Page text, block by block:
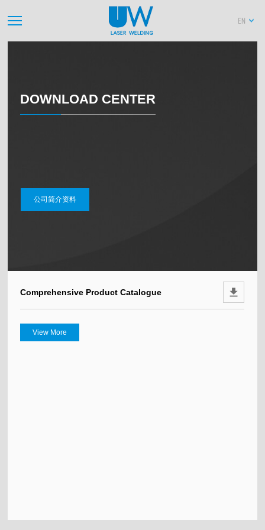
EN
DOWNLOAD CENTER
公司简介资料
Comprehensive Product Catalogue
View More